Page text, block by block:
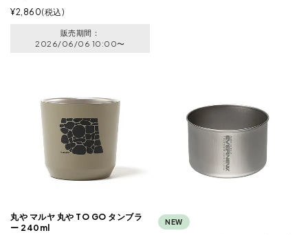
¥2,860 税込
販売期間
2026/06/06 10:00〜
丸や マルヤ 丸や TO GO タンブラ
ー 240ml
NEW